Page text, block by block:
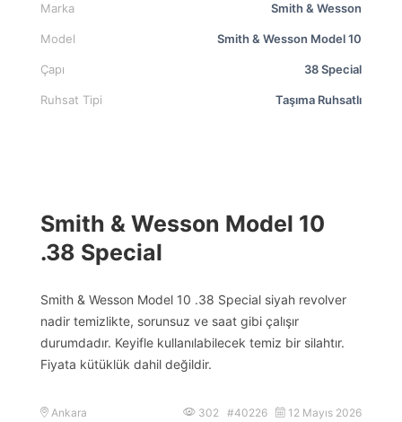
Marka Smith & Wesson
Model Smith & Wesson Model 10
Çapı 38 Special
Ruhsat Tipi Taşıma Ruhsatlı
Smith & Wesson Model 10
.38 Special
Smith & Wesson Model 10 .38 Special siyah revolver
nadir temizlikte, sorunsuz ve saat gibi çalışır
durumdadır. Keyifle kullanılabilecek temiz bir silahtır.
Fiyata kütüklük dahil değildir.
Ankara 302 #40226 12 Mayıs 2026